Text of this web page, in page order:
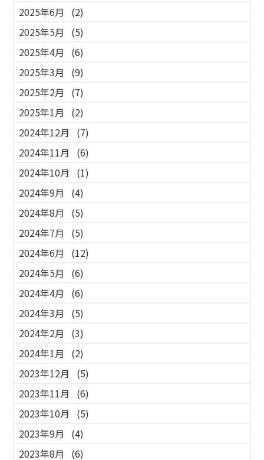
2025年6月
(2)
2025年5月
(5)
2025年4月
(6)
2025年3月
(9)
2025年2月
(7)
2025年1月
(2)
2024年12月
(7)
2024年11月
(6)
2024年10月
(1)
2024年9月
(4)
2024年8月
(5)
2024年7月
(5)
2024年6月
(12)
2024年5月
(6)
2024年4月
(6)
2024年3月
(5)
2024年2月
(3)
2024年1月
(2)
2023年12月
(5)
2023年11月
(6)
2023年10月
(5)
2023年9月
(4)
2023年8月
(6)